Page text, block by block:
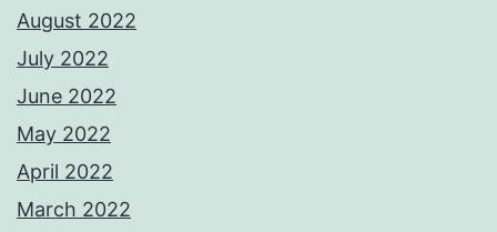
August 2022
July 2022
June 2022
May 2022
April 2022
March 2022